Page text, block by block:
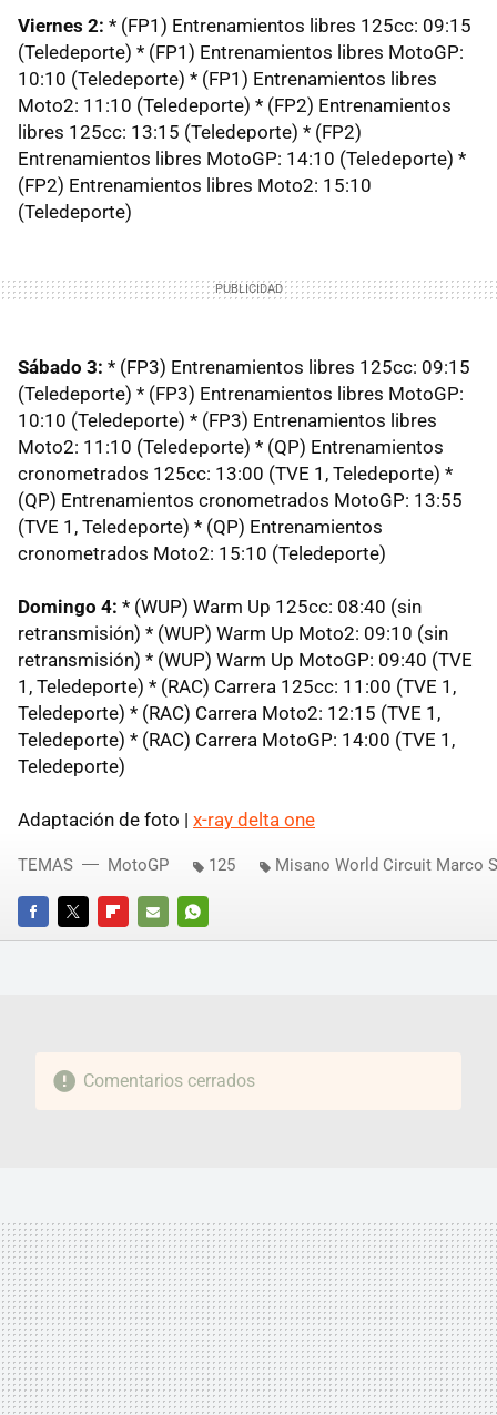
Viernes 2: * (FP1) Entrenamientos libres 125cc: 09:15
(Teledeporte) * (FP1) Entrenamientos libres MotoGP:
10:10 (Teledeporte) * (FP1) Entrenamientos libres
Moto2: 11:10 (Teledeporte) * (FP2) Entrenamientos
libres 125cc: 13:15 (Teledeporte) * (FP2)
Entrenamientos libres MotoGP: 14:10 (Teledeporte) *
(FP2) Entrenamientos libres Moto2: 15:10
(Teledeporte)
Sábado 3: * (FP3) Entrenamientos libres 125cc: 09:15
(Teledeporte) * (FP3) Entrenamientos libres MotoGP:
10:10 (Teledeporte) * (FP3) Entrenamientos libres
Moto2: 11:10 (Teledeporte) * (QP) Entrenamientos
cronometrados 125cc: 13:00 (TVE 1, Teledeporte) *
(QP) Entrenamientos cronometrados MotoGP: 13:55
(TVE 1, Teledeporte) * (QP) Entrenamientos
cronometrados Moto2: 15:10 (Teledeporte)
Domingo 4: * (WUP) Warm Up 125cc: 08:40 (sin
retransmisión) * (WUP) Warm Up Moto2: 09:10 (sin
retransmisión) * (WUP) Warm Up MotoGP: 09:40 (TVE
1, Teledeporte) * (RAC) Carrera 125cc: 11:00 (TVE 1,
Teledeporte) * (RAC) Carrera Moto2: 12:15 (TVE 1,
Teledeporte) * (RAC) Carrera MotoGP: 14:00 (TVE 1,
Teledeporte)
Adaptación de foto | x-ray delta one
FACEBOOKTWITTERFLIPBOARD
E-
WHATSAPP
TEMAS MotoGP 125 Misano World Circuit Marco
Comentarios cerrados